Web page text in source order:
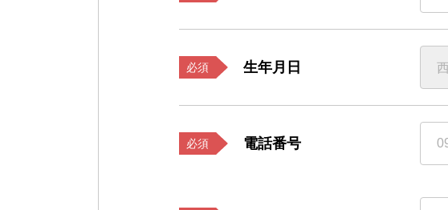
必須 生年月日
必須 電話番号